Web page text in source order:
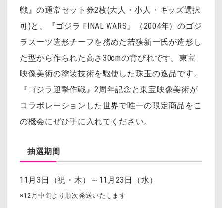
戦』の通常セット券2枚(大人・小人・キッズ選択
可)と、『ゴジラ FINAL WARS』（2004年）のゴジ
ラスーツ造形チーフを務めた若狭新一氏が造形し
た型から作られた高さ30cmの背びれです。東宝
映像美術の塗装技術を駆使した珠玉の逸品です。
『ゴジラ迎撃作戦』2周年記念と東宝映像美術が
コラボレーションした世界で唯一の限定商品をこ
の機会にぜひ手に入れてください。
抽選期間
11月3日（祝・木）～11月23日（水）
※12月中旬より順次発送いたします